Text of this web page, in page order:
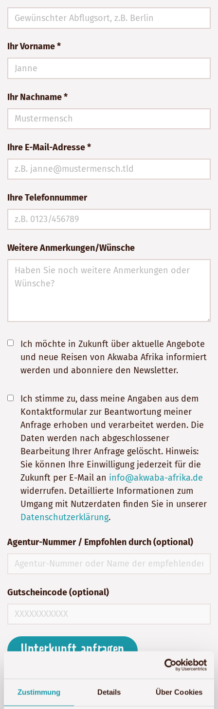
Zustimmung Details Über Cookies
Ihr Vorname *
Ihr Nachname *
Ihre E-Mail-Adresse *
Ihre Telefonnummer
Weitere Anmerkungen/Wünsche
Ich möchte in Zukunft über aktuelle Angebote
und neue Reisen von Akwaba Afrika informiert
werden und abonniere den Newsletter.
Ich stimme zu, dass meine Angaben aus dem
Kontaktformular zur Beantwortung meiner
Anfrage erhoben und verarbeitet werden. Die
Daten werden nach abgeschlossener
Bearbeitung Ihrer Anfrage gelöscht. Hinweis:
Sie können Ihre Einwilligung jederzeit für die
Zukunft per E-Mail an info@akwaba-afrika.de
widerrufen. Detaillierte Informationen zum
Umgang mit Nutzerdaten finden Sie in unserer
Datenschutzerklärung.
Agentur-Nummer / Empfohlen durch (optional)
Gutscheincode (optional)
Unterkunft anfragen